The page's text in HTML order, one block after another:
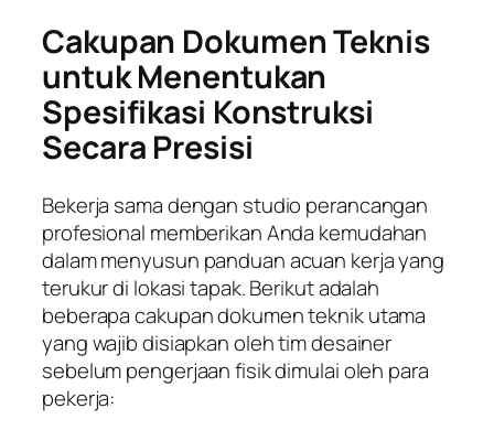
Cakupan Dokumen Teknis
untuk Menentukan
Spesifikasi Konstruksi
Secara Presisi
Bekerja sama dengan studio perancangan
profesional memberikan Anda kemudahan
dalam menyusun panduan acuan kerja yang
terukur di lokasi tapak. Berikut adalah
beberapa cakupan dokumen teknik utama
yang wajib disiapkan oleh tim desainer
sebelum pengerjaan fisik dimulai oleh para
pekerja: